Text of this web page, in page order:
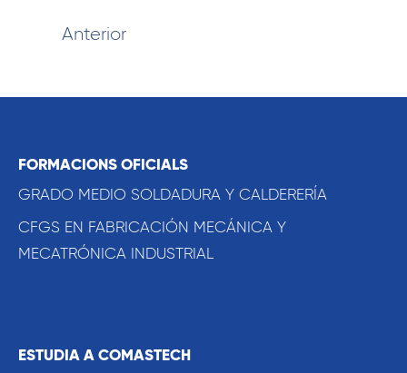
Anterior
FORMACIONS OFICIALS
GRADO MEDIO SOLDADURA Y CALDERERÍA
CFGS EN FABRICACIÓN MECÁNICA Y
MECATRÓNICA INDUSTRIAL
ESTUDIA A COMASTECH